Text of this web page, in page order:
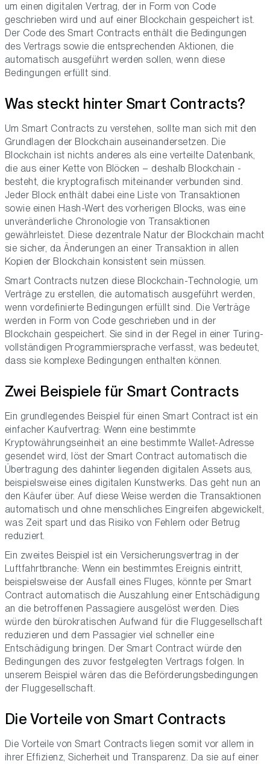
um einen digitalen Vertrag, der in Form von Code
geschrieben wird und auf einer Blockchain gespeichert ist.
Der Code des Smart Contracts enthält die Bedingungen
des Vertrags sowie die entsprechenden Aktionen, die
automatisch ausgeführt werden sollen, wenn diese
Bedingungen erfüllt sind.
Was steckt hinter Smart Contracts?
Um Smart Contracts zu verstehen, sollte man sich mit den
Grundlagen der Blockchain auseinandersetzen. Die
Blockchain ist nichts anderes als eine verteilte Datenbank,
die aus einer Kette von Blöcken – deshalb Blockchain -
besteht, die kryptografisch miteinander verbunden sind.
Jeder Block enthält dabei eine Liste von Transaktionen
sowie einen Hash-Wert des vorherigen Blocks, was eine
unveränderliche Chronologie von Transaktionen
gewährleistet. Diese dezentrale Natur der Blockchain macht
sie sicher, da Änderungen an einer Transaktion in allen
Kopien der Blockchain konsistent sein müssen.
Smart Contracts nutzen diese Blockchain-Technologie, um
Verträge zu erstellen, die automatisch ausgeführt werden,
wenn vordefinierte Bedingungen erfüllt sind. Die Verträge
werden in Form von Code geschrieben und in der
Blockchain gespeichert. Sie sind in der Regel in einer Turing-
vollständigen Programmiersprache verfasst, was bedeutet,
dass sie komplexe Bedingungen enthalten können.
Zwei Beispiele für Smart Contracts
Ein grundlegendes Beispiel für einen Smart Contract ist ein
einfacher Kaufvertrag: Wenn eine bestimmte
Kryptowährungseinheit an eine bestimmte Wallet-Adresse
gesendet wird, löst der Smart Contract automatisch die
Übertragung des dahinter liegenden digitalen Assets aus,
beispielsweise eines digitalen Kunstwerks. Das geht nun an
den Käufer über. Auf diese Weise werden die Transaktionen
automatisch und ohne menschliches Eingreifen abgewickelt,
was Zeit spart und das Risiko von Fehlern oder Betrug
reduziert.
Ein zweites Beispiel ist ein Versicherungsvertrag in der
Luftfahrtbranche: Wenn ein bestimmtes Ereignis eintritt,
beispielsweise der Ausfall eines Fluges, könnte per Smart
Contract automatisch die Auszahlung einer Entschädigung
an die betroffenen Passagiere ausgelöst werden. Dies
würde den bürokratischen Aufwand für die Fluggesellschaft
reduzieren und dem Passagier viel schneller eine
Entschädigung bringen. Der Smart Contract würde den
Bedingungen des zuvor festgelegten Vertrags folgen. In
unserem Beispiel wären das die Beförderungsbedingungen
der Fluggesellschaft.
Die Vorteile von Smart Contracts
Die Vorteile von Smart Contracts liegen somit vor allem in
ihrer Effizienz, Sicherheit und Transparenz. Da sie auf einer